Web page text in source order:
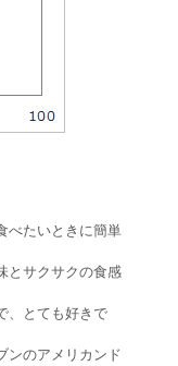
べたいときに簡単
とサクサクの食感
、とても好きで
ンのアメリカンド